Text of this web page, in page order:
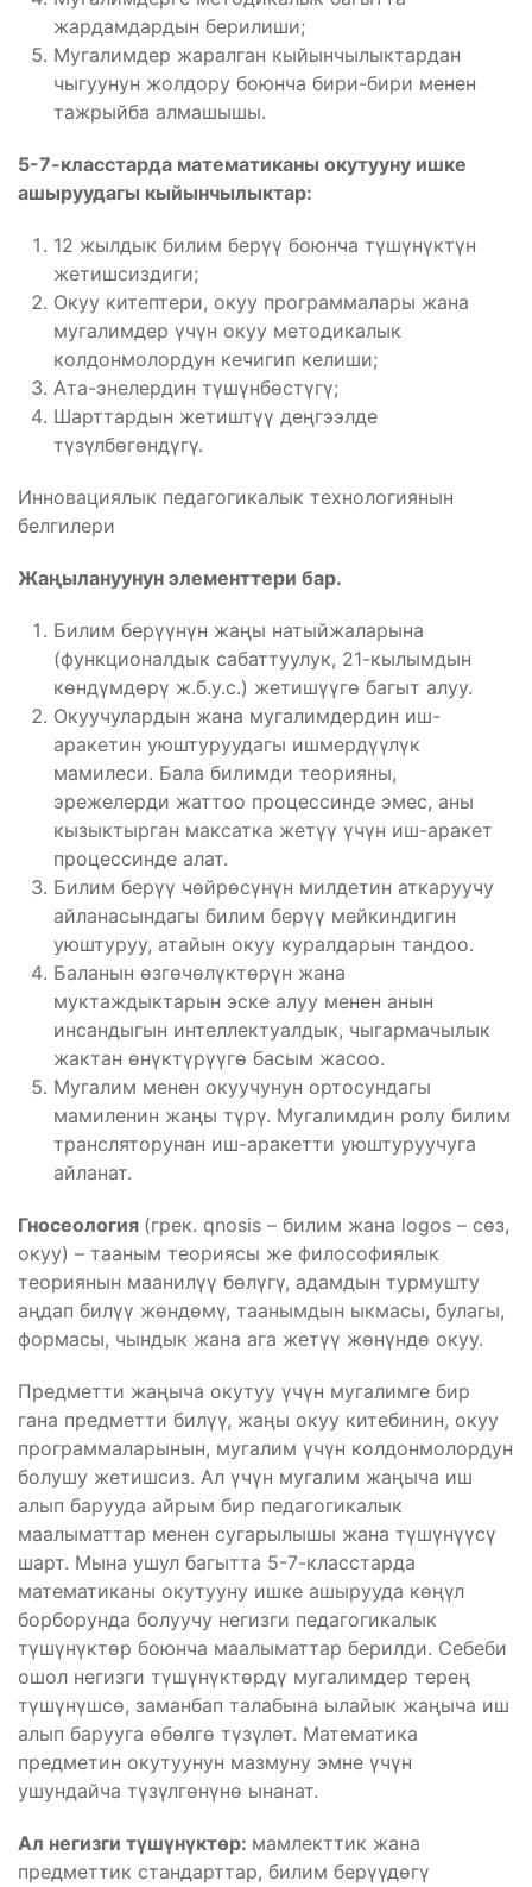
жардамдардын берилиши;
Мугалимдер жаралган кыйынчылыктардан
чыгуунун жолдору боюнча бири-бири менен
тажрыйба алмашышы.
5-7-класстарда математиканы окутууну ишке
ашыруудагы кыйынчылыктар:
12 жылдык билим берүү боюнча түшүнүктүн
жетишсиздиги;
Окуу китептери, окуу программалары жана
мугалимдер үчүн окуу методикалык
колдонмолордун кечигип келиши;
Ата-энелердин түшүнбөстүгү;
Шарттардын жетиштүү деңгээлде
түзүлбөгөндүгү.
Инновациялык педагогикалык технологиянын
белгилери
Жаңылануунун элементтери бар.
Билим берүүнүн жаңы натыйжаларына
(функционалдык сабаттуулук, 21-кылымдын
көндүмдөрү ж.б.у.с.) жетишүүгө багыт алуу.
Окуучулардын жана мугалимдердин иш-
аракетин уюштуруудагы ишмердүүлүк
мамилеси. Бала билимди теорияны,
эрежелерди жаттоо процессинде эмес, аны
кызыктырган максатка жетүү үчүн иш-аракет
процессинде алат.
Билим берүү чөйрөсүнүн милдетин аткаруучу
айланасындагы билим берүү мейкиндигин
уюштуруу, атайын окуу куралдарын тандоо.
Баланын өзгөчөлүктөрүн жана
муктаждыктарын эске алуу менен анын
инсандыгын интеллектуалдык, чыгармачылык
жактан өнүктүрүүгө басым жасоо.
Мугалим менен окуучунун ортосундагы
мамиленин жаңы түрү. Мугалимдин ролу билим
трансляторунан иш-аракетти уюштуруучуга
айланат.
Гносеология (грек. qnosis – билим жана logos – сөз,
окуу) – тааным теориясы же философиялык
теориянын маанилүү бөлүгү, адамдын турмушту
аңдап билүү жөндөмү, таанымдын ыкмасы, булагы,
формасы, чындык жана ага жетүү жөнүндө окуу.
Предметти жаңыча окутуу үчүн мугалимге бир
гана предметти билүү, жаңы окуу китебинин, окуу
программаларынын, мугалим үчүн колдонмолордун
болушу жетишсиз. Ал үчүн мугалим жаңыча иш
алып барууда айрым бир педагогикалык
маалыматтар менен сугарылышы жана түшүнүүсү
шарт. Мына ушул багытта 5-7-класстарда
математиканы окутууну ишке ашырууда көңүл
борборунда болуучу негизги педагогикалык
түшүнүктөр боюнча маалыматтар берилди. Себеби
ошол негизги түшүнүктөрдү мугалимдер терең
түшүнүшсө, заманбап талабына ылайык жаңыча иш
алып барууга өбөлгө түзүлөт. Математика
предметин окутуунун мазмуну эмне үчүн
ушундайча түзүлгөнүнө ынанат.
Ал негизги түшүнүктөр: мамлекттик жана
предметтик стандарттар, билим берүүдөгү